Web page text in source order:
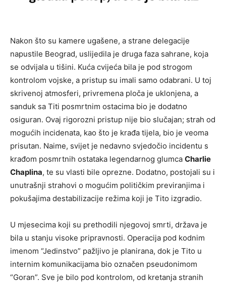
Nakon što su kamere ugašene, a strane delegacije
napustile Beograd, uslijedila je druga faza sahrane, koja
se odvijala u tišini. Kuća cvijeća bila je pod strogom
kontrolom vojske, a pristup su imali samo odabrani. U toj
skrivenoj atmosferi, privremena ploča je uklonjena, a
sanduk sa Titi posmrtnim ostacima bio je dodatno
osiguran. Ovaj rigorozni pristup nije bio slučajan; strah od
mogućih incidenata, kao što je krađa tijela, bio je veoma
prisutan. Naime, svijet je nedavno svjedočio incidentu s
krađom posmrtnih ostataka legendarnog glumca Charlie
Chaplina, te su vlasti bile oprezne. Dodatno, postojali su i
unutrašnji strahovi o mogućim političkim previranjima i
pokušajima destabilizacije režima koji je Tito izgradio.
U mjesecima koji su prethodili njegovoj smrti, država je
bila u stanju visoke pripravnosti. Operacija pod kodnim
imenom “Jedinstvo” pažljivo je planirana, dok je Tito u
internim komunikacijama bio označen pseudonimom
“Goran”. Sve je bilo pod kontrolom, od kretanja stranih